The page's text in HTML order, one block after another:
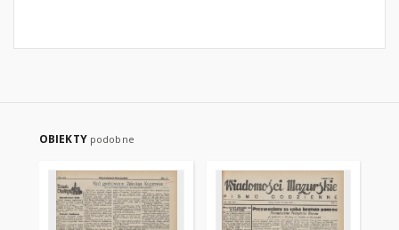
OBIEKTY podobne